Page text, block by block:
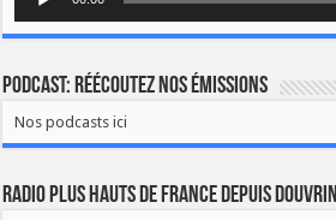
Podcast: Réécoutez nos émissions
Nos podcasts ici
Radio Plus Hauts de France depuis Douvrin